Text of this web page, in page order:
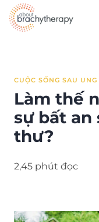
Skip to content
CUỘC SỐNG SAU
Làm thế
sự bất an
thư?
2,45 phút đọc